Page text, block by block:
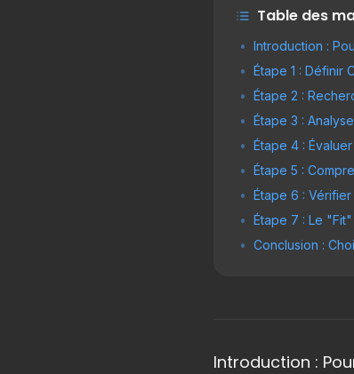
Table des
• Introduction :
• Étape 1 : Définir
• Étape 2 :
• Étape 3 :
• Étape 4 :
• Étape 5 :
• Étape 6 :
• Étape 7 : Le
• Conclusion :
Introduction :